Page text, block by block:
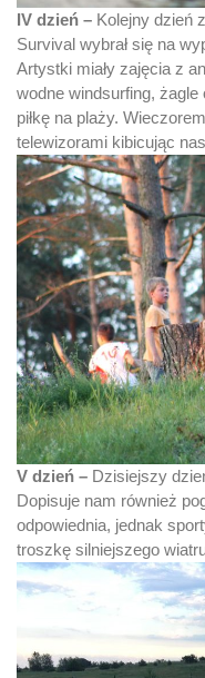
IV dzień – Kolejny dzień
Survival wybrał się na
Artystki miały zajęcia z
wodne windsurfing, żagle
piłkę na plaży.
telewizorami kibicując
V dzień – Dzisiejszy
Dopisuje nam również
odpowiednia, jednak
troszkę silniejszego